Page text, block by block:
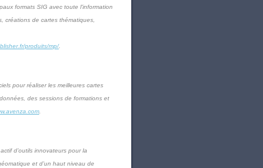
formats SIG avec toute l'information
créations de cartes thématiques,
produits/mp/.
pour réaliser les meilleures cartes
des sessions de formations et
d’outils innovateurs pour la
et d’un haut niveau de